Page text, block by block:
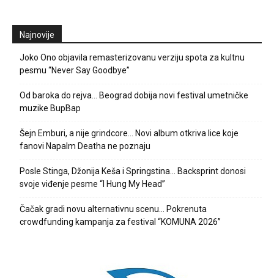
Najnovije
Joko Ono objavila remasterizovanu verziju spota za kultnu
pesmu “Never Say Goodbye”
Od baroka do rejva… Beograd dobija novi festival umetničke
muzike BupBap
Šejn Emburi, a nije grindcore… Novi album otkriva lice koje
fanovi Napalm Deatha ne poznaju
Posle Stinga, Džonija Keša i Springstina… Backsprint donosi
svoje viđenje pesme “I Hung My Head”
Čačak gradi novu alternativnu scenu… Pokrenuta
crowdfunding kampanja za festival “KOMUNA 2026”